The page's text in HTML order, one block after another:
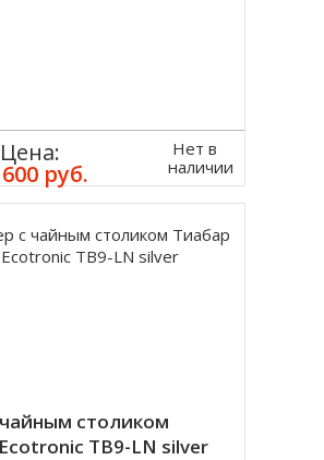
Цена:
руб.
Нет в
наличии
столиком
TB9-LN silver